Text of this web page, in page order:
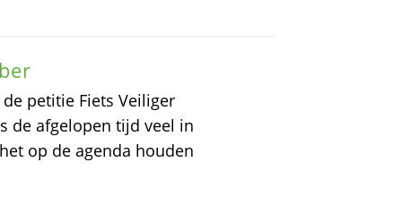
petitie Fiets Veiliger
de afgelopen tijd veel in
op de agenda houden